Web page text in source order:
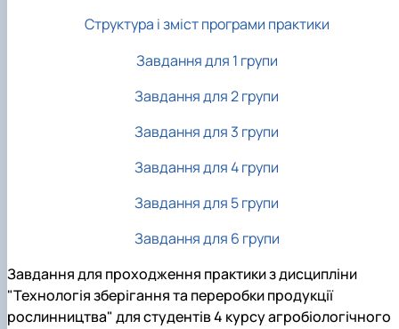
Структура і зміст програми практики
Завдання для 1 групи
Завдання для 2 групи
Завдання для 3 групи
Завдання для 4 групи
Завдання для 5 групи
Завдання для 6 групи
Завдання для проходження практики з дисципліни
"Технологія зберігання та переробки продукції
рослинництва" для студентів 4 курсу агробіологічного